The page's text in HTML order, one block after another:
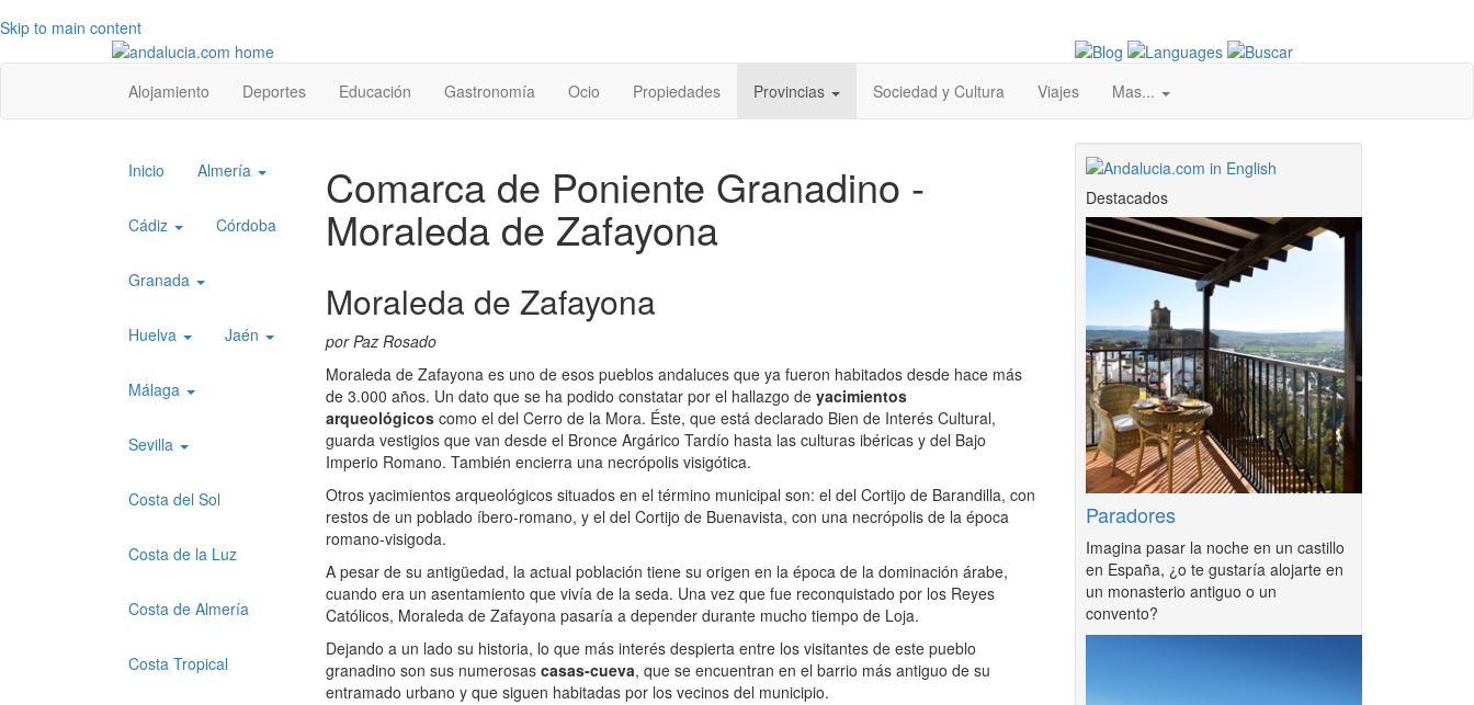
Skip to main content
Top
level
menu
Alojamiento Deportes Educación Gastronomía Ocio Propiedades Provincias Sociedad y Cultura Viajes Mas...
Comarca de Poniente Granadino -
Moraleda de Zafayona
Moraleda de Zafayona
por Paz Rosado
Moraleda de Zafayona es uno de esos pueblos andaluces que ya fueron habitados desde hace más
de 3.000 años. Un dato que se ha podido constatar por el hallazgo de yacimientos
arqueológicos como el del Cerro de la Mora. Éste, que está declarado Bien de Interés Cultural,
guarda vestigios que van desde el Bronce Argárico Tardío hasta las culturas ibéricas y del Bajo
Imperio Romano. También encierra una necrópolis visigótica.
Otros yacimientos arqueológicos situados en el término municipal son: el del Cortijo de Barandilla, con
restos de un poblado íbero-romano, y el del Cortijo de Buenavista, con una necrópolis de la época
romano-visigoda.
A pesar de su antigüedad, la actual población tiene su origen en la época de la dominación árabe,
cuando era un asentamiento que vivía de la seda. Una vez que fue reconquistado por los Reyes
Católicos, Moraleda de Zafayona pasaría a depender durante mucho tiempo de Loja.
Dejando a un lado su historia, lo que más interés despierta entre los visitantes de este pueblo
granadino son sus numerosas casas-cueva, que se encuentran en el barrio más antiguo de su
entramado urbano y que siguen habitadas por los vecinos del municipio.
Top
menu
1
Inicio Almería
Cádiz Córdoba
Granada
Huelva Jaén
Málaga
Sevilla
Costa del Sol
Costa de la Luz
Costa de Almería
Costa Tropical
Destacados
Paradores
Imagina pasar la noche en un castillo
en España, ¿o te gustaría alojarte en
un monasterio antiguo o un
convento?